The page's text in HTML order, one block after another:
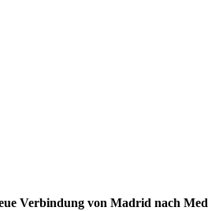
Verbindung von Madrid nach